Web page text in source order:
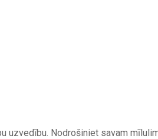
uzvedību. Nodrošiniet savam